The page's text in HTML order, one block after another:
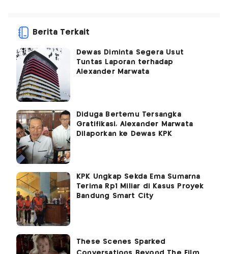
Berita Terkait
Dewas Diminta Segera Usut
Tuntas Laporan terhadap
Alexander Marwata
Diduga Bertemu Tersangka
Gratifikasi, Alexander Marwata
Dilaporkan ke Dewas KPK
KPK Ungkap Sekda Ema Sumarna
Terima Rp1 Miliar di Kasus Proyek
Bandung Smart City